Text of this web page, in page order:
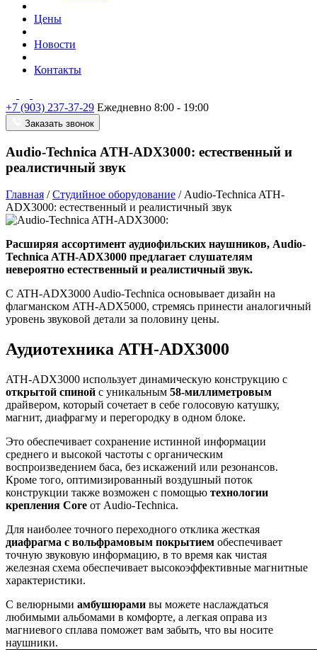
Цены
Новости
Контакты
+7 (903) 237-37-29 Ежедневно 8:00 - 19:00
Заказать звонок
Audio-Technica ATH-ADX3000: естественный и
реалистичный звук
Главная /Студийное оборудование /Audio-Technica ATH-
ADX3000: естественный и реалистичный звук
Расширяя ассортимент аудиофильских наушников, Audio-
Technica ATH-ADX3000 предлагает слушателям
невероятно естественный и реалистичный звук.
С ATH-ADX3000 Audio-Technica основывает дизайн на
флагманском ATH-ADX5000, стремясь принести аналогичный
уровень звуковой детали за половину цены.
Аудиотехника ATH-ADX3000
ATH-ADX3000 использует динамическую конструкцию с
открытой спиной с уникальным 58-миллиметровым
драйвером, который сочетает в себе голосовую катушку,
магнит, диафрагму и перегородку в одном блоке.
Это обеспечивает сохранение истинной информации
среднего и высокой частоты с органическим
воспроизведением баса, без искажений или резонансов.
Кроме того, оптимизированный воздушный поток
конструкции также возможен с помощью технологии
крепления Core от Audio-Technica.
Для наиболее точного переходного отклика жесткая
диафрагма с вольфрамовым покрытием обеспечивает
точную звуковую информацию, в то время как чистая
железная схема обеспечивает высокоэффективные магнитные
характеристики.
С велюрными амбушюрами вы можете наслаждаться
любимыми альбомами в комфорте, а легкая оправа из
магниевого сплава поможет вам забыть, что вы носите
наушники.